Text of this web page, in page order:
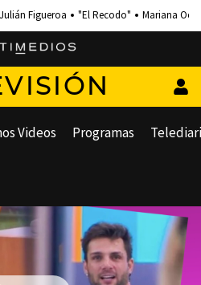
Julián Figueroa "El Recodo" Mariana
Videos Programas